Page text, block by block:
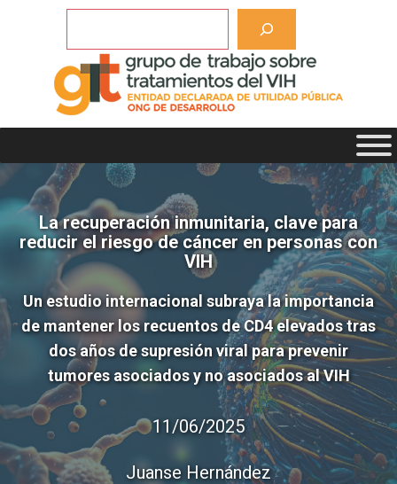
La recuperación inmunitaria, clave para
reducir el riesgo de cáncer en personas con
VIH
Un estudio internacional subraya la importancia
de mantener los recuentos de CD4 elevados tras
dos años de supresión viral para prevenir
tumores asociados y no asociados al VIH
11/06/2025
Juanse Hernández